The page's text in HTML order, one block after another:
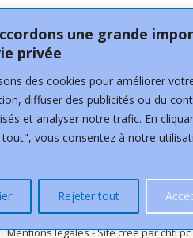
une grande
privée
des cookies pour améliorer
diffuser des publicités ou du
et analyser notre trafic. En
tout", vous consentez à notre
Rejeter tout
Mentions légales- Site créé parchti